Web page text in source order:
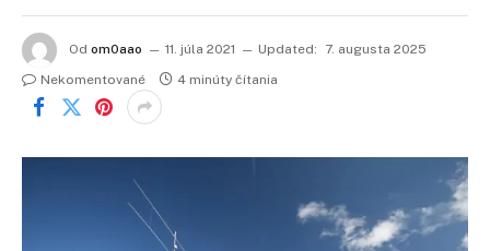
Od om0aao 11. júla 2021 Updated:
7. augusta 2025
Nekomentované
4 minúty čítania